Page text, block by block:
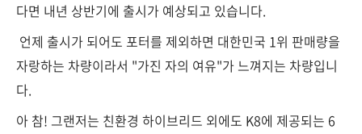
다면 내년 상반기에 출시가 예상되고 있습니다.
언제 출시가 되어도 포터를 제외하면 대한민국 1위 판매량을
자랑하는 차량이라서 "가진 자의 여유"가 느껴지는 차량입니
다.
아 참! 그랜저는 친환경 하이브리드 외에도 K8에 제공되는 6